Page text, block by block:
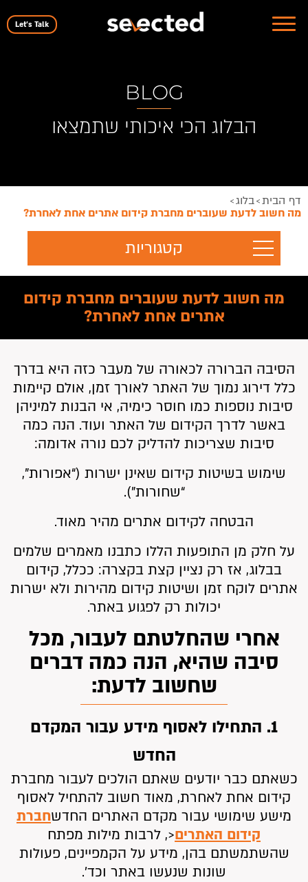
Let's Talk
BLOG
הבלוג הכי איכותי שתמצאו
דף הבית>בלוג>
מה חשוב לדעת שעוברים מחברת קידום אתרים אחת לאחרת?
קטגוריות
מה חשוב לדעת שעוברים מחברת קידום
אתרים אחת לאחרת?
הסיבה הברורה לכאורה של מעבר כזה היא בדרך
כלל דירוג נמוך של האתר לאורך זמן, אולם קיימות
סיבות נוספות כמו חוסר כימיה, אי הבנות למיניהן
באשר לדרך הקידום של האתר ועוד. הנה כמה
סיבות שצריכות להדליק לכם נורה אדומה:
שימוש בשיטות קידום שאינן ישרות (“אפורות”,
“שחורות”).
הבטחה לקידום אתרים מהיר מאוד.
על חלק מן התופעות הללו כתבנו מאמרים שלמים
בבלוג, אז רק נציין קצת בקצרה: ככלל, קידום
אתרים לוקח זמן ושיטות קידום מהירות ולא ישרות
יכולות רק לפגוע באתר.
אחרי שהחלטתם לעבור, מכל
סיבה שהיא, הנה כמה דברים
שחשוב לדעת:
1. התחילו לאסוף מידע עבור המקדם
החדש
כשאתם כבר יודעים שאתם הולכים לעבור מחברת
קידום אחת לאחרת, מאוד חשוב להתחיל לאסוף
מישע שימושי עבור מקדם האתרים החדשחברת
קידום האתרים<, לרבות מילות מפתח
שהשתמשתם בהן, מידע על הקמפיינים, פעולות
שונות שנעשו באתר וכד’.